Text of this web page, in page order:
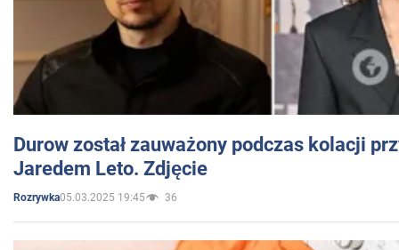
Durow został zauważony podczas kolacji
Jaredem Leto. Zdjęcie
Rozrywka05.03.2025 19:45 36